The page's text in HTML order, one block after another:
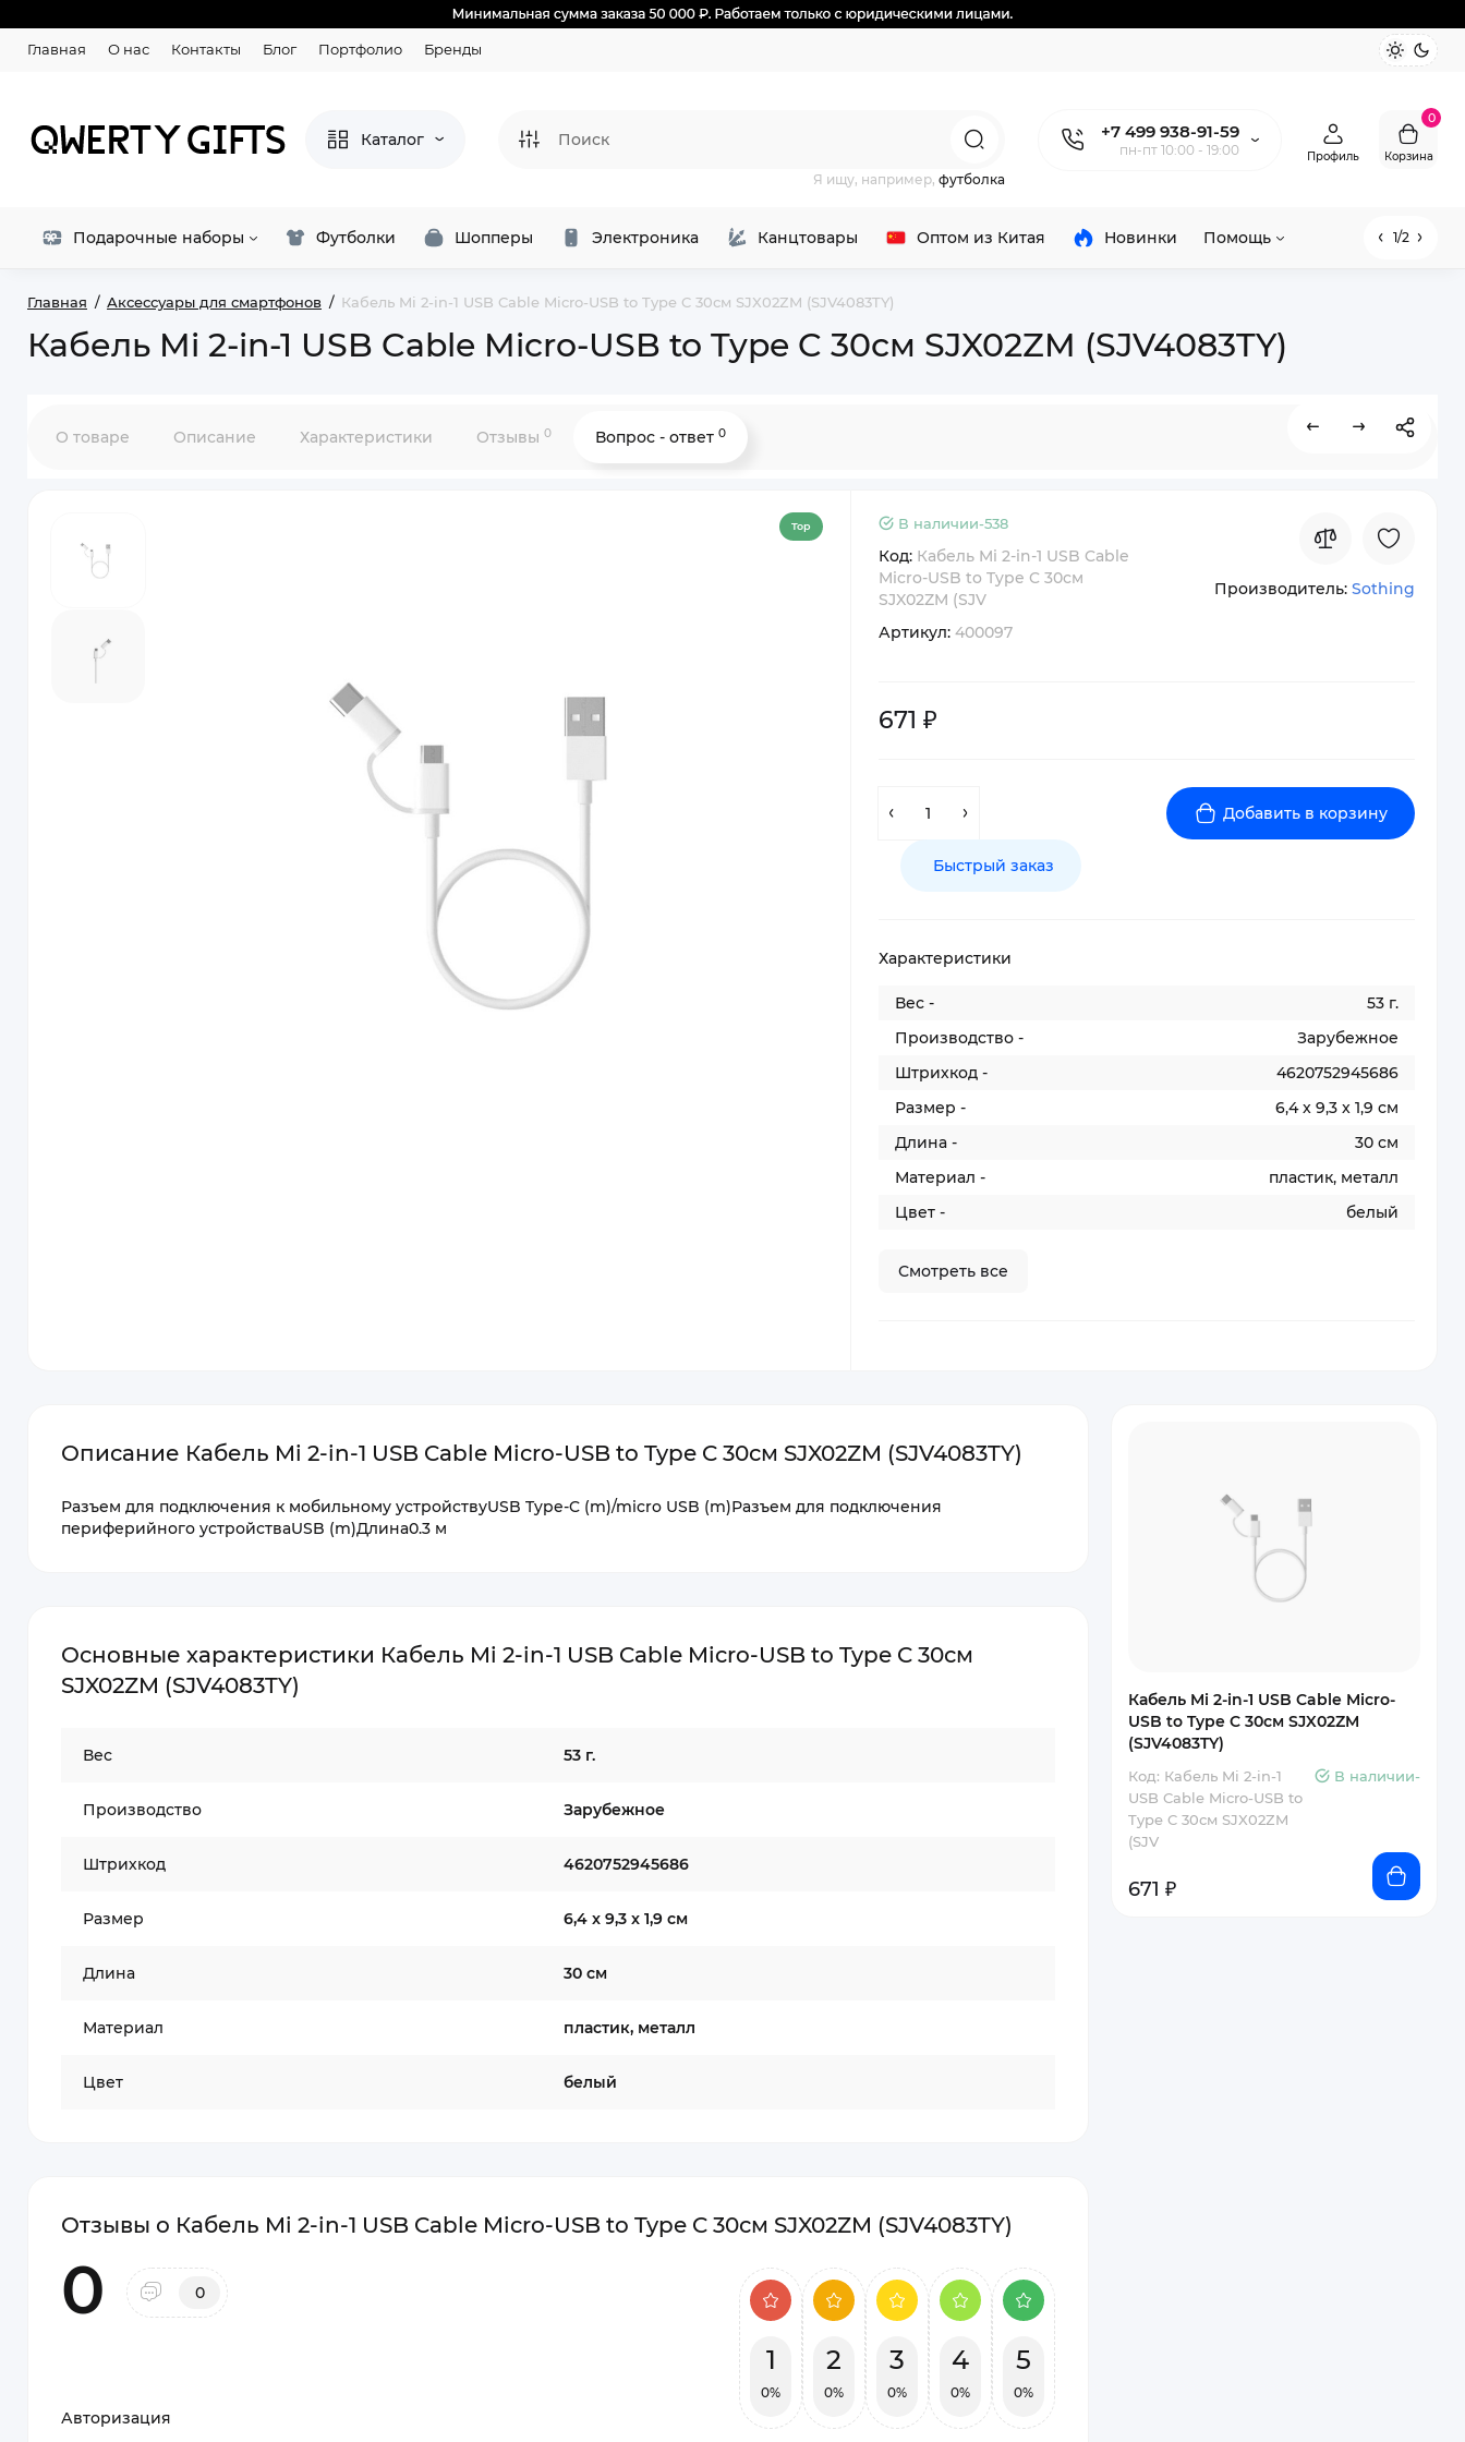
Главная О нас Контакты Блог Портфолио Бренды
Каталог +7 499 938-91-59
пн-пт 10:00 - 19:00
Я ищу, например, футболка
Профиль
0
Корзина
Подарочные наборы Футболки Шопперы Электроника Канцтовары Оптом из Китая Новинки Помощь 1/2
Главная Аксессуары для смартфонов Кабель Mi 2-in-1 USB Cable Micro-USB to Type C 30см SJX02ZM (SJV4083TY)
Кабель Mi 2-in-1 USB Cable Micro-USB to Type C 30см SJX02ZM (SJV4083TY)
О товаре Описание Характеристики Отзывы 0 Вопрос - ответ 0
Top В наличии-538
Код: Кабель Mi 2-in-1 USB Cable
Micro-USB to Type C 30см
SJX02ZM (SJV
Артикул: 400097
Производитель: Sothing
671 ₽
Добавить в корзину
Быстрый заказ
Характеристики
Вес -
53 г.
Производство -
Зарубежное
Штрихкод -
4620752945686
Размер -
6,4 x 9,3 x 1,9 см
Длина -
30 см
Материал -
пластик, металл
Цвет -
белый
Смотреть все
Описание Кабель Mi 2-in-1 USB Cable Micro-USB to Type C 30см SJX02ZM (SJV4083TY)
Разъем для подключения к мобильному устройствуUSB Type-C (m)/micro USB (m)Разъем для подключения
периферийного устройстваUSB (m)Длина0.3 м
Основные характеристики Кабель Mi 2-in-1 USB Cable Micro-USB to Type C 30см
SJX02ZM (SJV4083TY)
Вес 53 г.
Производство Зарубежное
Штрихкод 4620752945686
Размер 6,4 x 9,3 x 1,9 см
Длина 30 см
Материал пластик, металл
Цвет белый
Отзывы о Кабель Mi 2-in-1 USB Cable Micro-USB to Type C 30см SJX02ZM (SJV4083TY)
0 0
Авторизация
1
0%
2
0%
3
0%
4
0%
5
0%
Кабель Mi 2-in-1 USB Cable Micro-
USB to Type C 30см SJX02ZM
(SJV4083TY)
Код: Кабель Mi 2-in-1
USB Cable Micro-USB to
Type C 30см SJX02ZM
(SJV
В наличии-
671 ₽